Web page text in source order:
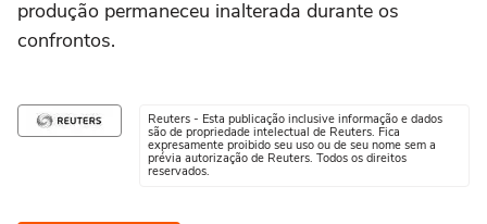
produção permaneceu inalterada durante os
confrontos.
Reuters - Esta publicação inclusive informação e dados
são de propriedade intelectual de Reuters. Fica
expresamente proibido seu uso ou de seu nome sem a
prévia autorização de Reuters. Todos os direitos
reservados.